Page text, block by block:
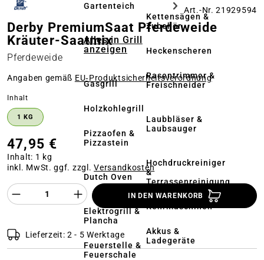
Gartenteich
Alles in Grill
anzeigen
Gasgrill
Holzkohlegrill
Pizzaofen &
Pizzastein
Dutch Oven
Elektrogrill &
Plancha
Feuerstelle &
Feuerschale
Kettensägen &
Zubehör
Heckenscheren
Rasentrimmer &
Freischneider
Laubbläser &
Laubsauger
Hochdruckreiniger
&
Terrassenreinigung
Kehrmaschinen
Akkus &
Ladegeräte
Art.-Nr. 21929594
Derby PremiumSaat Pferdeweide
Kräuter-Saatmix
Pferdeweide
Angaben gemäß EU‑Produktsicherheitsverordnung
Inhalt
1 KG
47,95 €
Inhalt: 1 kg
inkl. MwSt. ggf. zzgl.Versandkosten
Produkt Anzahl des Produktes
IN DEN WARENKORB
Lieferzeit: 2 - 5 Werktage